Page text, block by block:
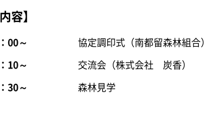
内容】
00～ 協定調印式（南都留森林組合
10～ 交流会（株式会社 炭香）
30～ 森林見学